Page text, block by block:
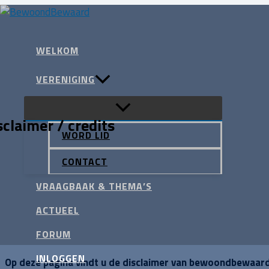
Ga
WELKOM
VERENIGING
WORD LID
CONTACT
VRAAGBAAK & THEMA’S
ACTUEEL
FORUM
INLOGGEN
/ credits
Op deze pagina vindt u de disclaimer van